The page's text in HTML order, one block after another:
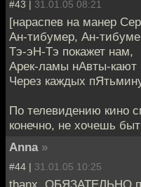
#43 | 31.01.05 08:21
[нараспев на манер
Ан-тибумер, Ан-
Тэ-эН-Тэ покажет нам,
Арек-ламы нАвты-кают
Через каждых
По телевидению кино
конечно, не хочешь
Anna »
#44 | 31.01.05 10:25